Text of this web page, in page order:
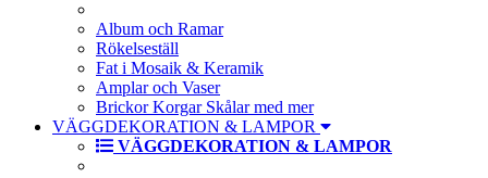
Album och Ramar
Rökelseställ
Fat i Mosaik & Keramik
Amplar och Vaser
Brickor Korgar Skålar med mer
VÄGGDEKORATION & LAMPOR
VÄGGDEKORATION & LAMPOR